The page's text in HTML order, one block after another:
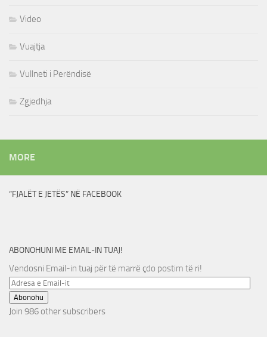
Video
Vuajtja
Vullneti i Perëndisë
Zgjedhja
MORE
“FJALËT E JETËS” NË FACEBOOK
ABONOHUNI ME EMAIL-IN TUAJ!
Vendosni Email-in tuaj për të marrë çdo postim të ri!
Adresa
e
Email-
Abonohu
Join 986 other subscribers